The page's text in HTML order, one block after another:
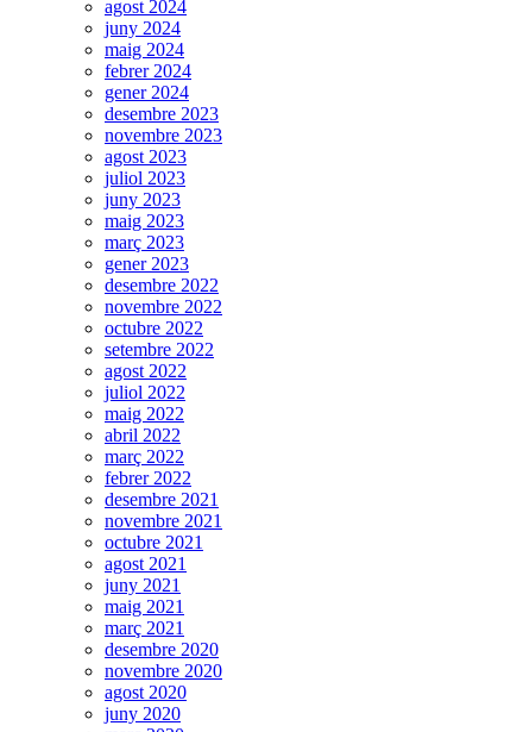
agost 2024
juny 2024
maig 2024
febrer 2024
gener 2024
desembre 2023
novembre 2023
agost 2023
juliol 2023
juny 2023
maig 2023
març 2023
gener 2023
desembre 2022
novembre 2022
octubre 2022
setembre 2022
agost 2022
juliol 2022
maig 2022
abril 2022
març 2022
febrer 2022
desembre 2021
novembre 2021
octubre 2021
agost 2021
juny 2021
maig 2021
març 2021
desembre 2020
novembre 2020
agost 2020
juny 2020